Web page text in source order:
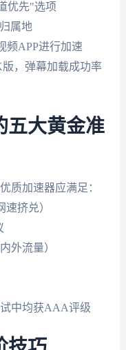
优先"选项
属地
频APP进行加速
，弹幕加载成功率
五大黄金准
质加速器应满足：
挤兑）
外流量）
中均获AAA评级